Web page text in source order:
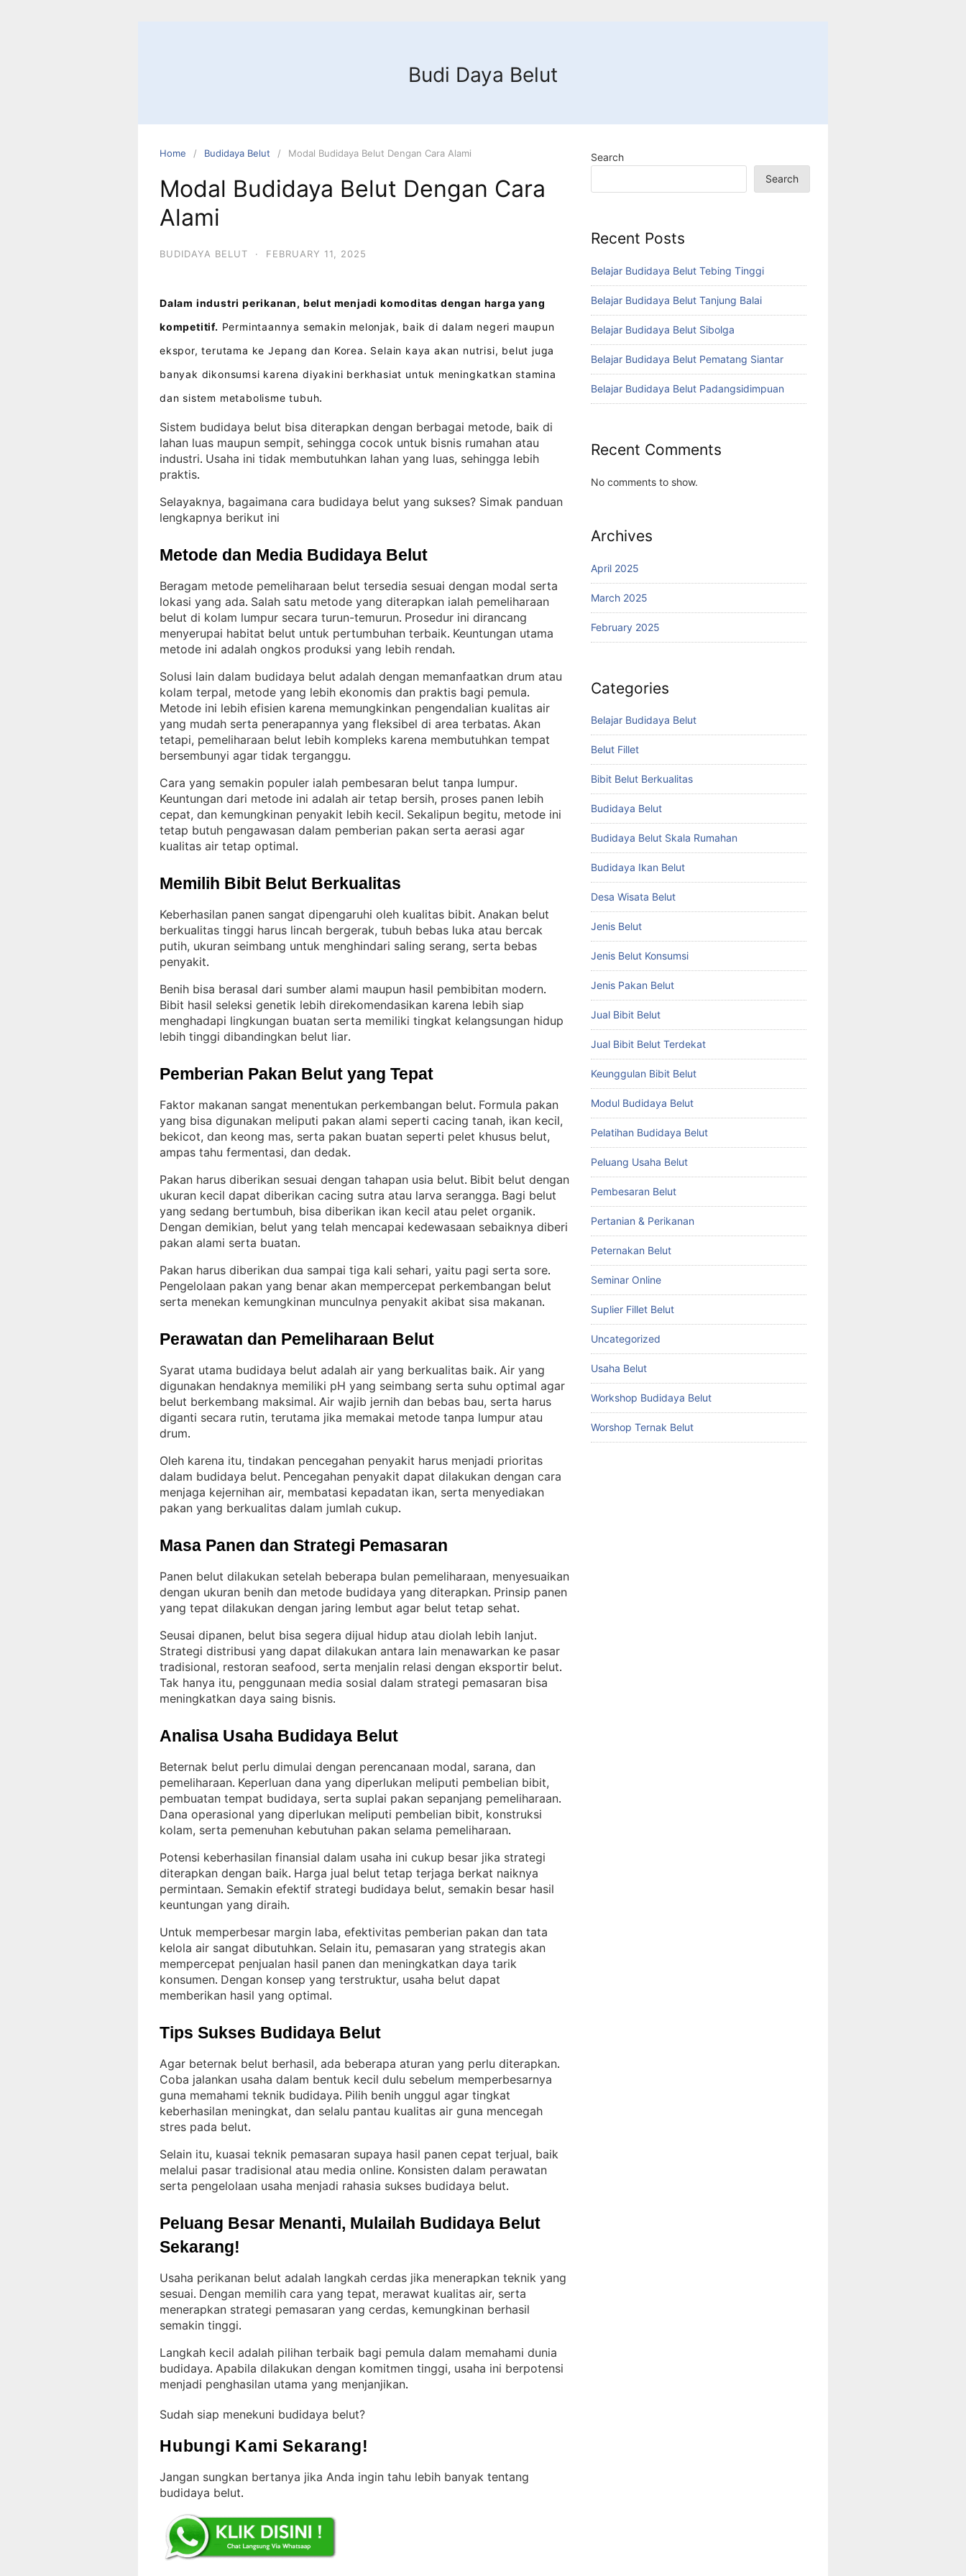
Budi Daya Belut
Home Budidaya Belut Modal Budidaya Belut Dengan Cara Alami
Modal Budidaya Belut Dengan Cara
Alami
BUDIDAYA BELUT · FEBRUARY 11, 2025
Dalam industri perikanan, belut menjadi komoditas dengan harga yang
kompetitif. Permintaannya semakin melonjak, baik di dalam negeri maupun
ekspor, terutama ke Jepang dan Korea. Selain kaya akan nutrisi, belut juga
banyak dikonsumsi karena diyakini berkhasiat untuk meningkatkan stamina
dan sistem metabolisme tubuh.
Sistem budidaya belut bisa diterapkan dengan berbagai metode, baik di
lahan luas maupun sempit, sehingga cocok untuk bisnis rumahan atau
industri. Usaha ini tidak membutuhkan lahan yang luas, sehingga lebih
praktis.
Selayaknya, bagaimana cara budidaya belut yang sukses? Simak panduan
lengkapnya berikut ini
Metode dan Media Budidaya Belut
Beragam metode pemeliharaan belut tersedia sesuai dengan modal serta
lokasi yang ada. Salah satu metode yang diterapkan ialah pemeliharaan
belut di kolam lumpur secara turun-temurun. Prosedur ini dirancang
menyerupai habitat belut untuk pertumbuhan terbaik. Keuntungan utama
metode ini adalah ongkos produksi yang lebih rendah.
Solusi lain dalam budidaya belut adalah dengan memanfaatkan drum atau
kolam terpal, metode yang lebih ekonomis dan praktis bagi pemula
Metode ini lebih efisien karena memungkinkan pengendalian kualitas air
yang mudah serta penerapannya yang fleksibel di area terbatas. Akan
tetapi, pemeliharaan belut lebih kompleks karena membutuhkan tempat
bersembunyi agar tidak terganggu.
Cara yang semakin populer ialah pembesaran belut tanpa lumpur
Keuntungan dari metode ini adalah air tetap bersih, proses panen lebih
cepat, dan kemungkinan penyakit lebih kecil. Sekalipun begitu, metode ini
tetap butuh pengawasan dalam pemberian pakan serta aerasi agar
kualitas air tetap optimal.
Memilih Bibit Belut Berkualitas
Keberhasilan panen sangat dipengaruhi oleh kualitas bibit. Anakan belut
berkualitas tinggi harus lincah bergerak, tubuh bebas luka atau bercak
putih, ukuran seimbang untuk menghindari saling serang, serta bebas
penyakit.
Benih bisa berasal dari sumber alami maupun hasil pembibitan modern
Bibit hasil seleksi genetik lebih direkomendasikan karena lebih siap
menghadapi lingkungan buatan serta memiliki tingkat kelangsungan hidup
lebih tinggi dibandingkan belut liar.
Pemberian Pakan Belut yang Tepat
Faktor makanan sangat menentukan perkembangan belut. Formula pakan
yang bisa digunakan meliputi pakan alami seperti cacing tanah, ikan kecil,
bekicot, dan keong mas, serta pakan buatan seperti pelet khusus belut,
ampas tahu fermentasi, dan dedak.
Pakan harus diberikan sesuai dengan tahapan usia belut. Bibit belut dengan
ukuran kecil dapat diberikan cacing sutra atau larva serangga. Bagi belut
yang sedang bertumbuh, bisa diberikan ikan kecil atau pelet organik
Dengan demikian, belut yang telah mencapai kedewasaan sebaiknya diberi
pakan alami serta buatan.
Pakan harus diberikan dua sampai tiga kali sehari, yaitu pagi serta sore
Pengelolaan pakan yang benar akan mempercepat perkembangan belut
serta menekan kemungkinan munculnya penyakit akibat sisa makanan.
Perawatan dan Pemeliharaan Belut
Syarat utama budidaya belut adalah air yang berkualitas baik. Air yang
digunakan hendaknya memiliki pH yang seimbang serta suhu optimal agar
belut berkembang maksimal. Air wajib jernih dan bebas bau, serta harus
diganti secara rutin, terutama jika memakai metode tanpa lumpur atau
drum.
Oleh karena itu, tindakan pencegahan penyakit harus menjadi prioritas
dalam budidaya belut. Pencegahan penyakit dapat dilakukan dengan cara
menjaga kejernihan air, membatasi kepadatan ikan, serta menyediakan
pakan yang berkualitas dalam jumlah cukup.
Masa Panen dan Strategi Pemasaran
Panen belut dilakukan setelah beberapa bulan pemeliharaan, menyesuaikan
dengan ukuran benih dan metode budidaya yang diterapkan. Prinsip panen
yang tepat dilakukan dengan jaring lembut agar belut tetap sehat.
Seusai dipanen, belut bisa segera dijual hidup atau diolah lebih lanjut
Strategi distribusi yang dapat dilakukan antara lain menawarkan ke pasar
tradisional, restoran seafood, serta menjalin relasi dengan eksportir belut
Tak hanya itu, penggunaan media sosial dalam strategi pemasaran bisa
meningkatkan daya saing bisnis.
Analisa Usaha Budidaya Belut
Beternak belut perlu dimulai dengan perencanaan modal, sarana, dan
pemeliharaan. Keperluan dana yang diperlukan meliputi pembelian bibit,
pembuatan tempat budidaya, serta suplai pakan sepanjang pemeliharaan
Dana operasional yang diperlukan meliputi pembelian bibit, konstruksi
kolam, serta pemenuhan kebutuhan pakan selama pemeliharaan.
Potensi keberhasilan finansial dalam usaha ini cukup besar jika strategi
diterapkan dengan baik. Harga jual belut tetap terjaga berkat naiknya
permintaan. Semakin efektif strategi budidaya belut, semakin besar hasil
keuntungan yang diraih.
Untuk memperbesar margin laba, efektivitas pemberian pakan dan tata
kelola air sangat dibutuhkan. Selain itu, pemasaran yang strategis akan
mempercepat penjualan hasil panen dan meningkatkan daya tarik
konsumen. Dengan konsep yang terstruktur, usaha belut dapat
memberikan hasil yang optimal.
Tips Sukses Budidaya Belut
Agar beternak belut berhasil, ada beberapa aturan yang perlu diterapkan
Coba jalankan usaha dalam bentuk kecil dulu sebelum memperbesarnya
guna memahami teknik budidaya. Pilih benih unggul agar tingkat
keberhasilan meningkat, dan selalu pantau kualitas air guna mencegah
stres pada belut.
Selain itu, kuasai teknik pemasaran supaya hasil panen cepat terjual, baik
melalui pasar tradisional atau media online. Konsisten dalam perawatan
serta pengelolaan usaha menjadi rahasia sukses budidaya belut.
Peluang Besar Menanti, Mulailah Budidaya Belut
Sekarang!
Usaha perikanan belut adalah langkah cerdas jika menerapkan teknik yang
sesuai. Dengan memilih cara yang tepat, merawat kualitas air, serta
menerapkan strategi pemasaran yang cerdas, kemungkinan berhasil
semakin tinggi.
Langkah kecil adalah pilihan terbaik bagi pemula dalam memahami dunia
budidaya. Apabila dilakukan dengan komitmen tinggi, usaha ini berpotensi
menjadi penghasilan utama yang menjanjikan.
Sudah siap menekuni budidaya belut?
Hubungi Kami Sekarang!
Jangan sungkan bertanya jika Anda ingin tahu lebih banyak tentang
budidaya belut.
Search
Search
Recent Posts
Belajar Budidaya Belut Tebing Tinggi
Belajar Budidaya Belut Tanjung Balai
Belajar Budidaya Belut Sibolga
Belajar Budidaya Belut Pematang Siantar
Belajar Budidaya Belut Padangsidimpuan
Recent Comments
No comments to show.
Archives
April 2025
March 2025
February 2025
Categories
Belajar Budidaya Belut
Belut Fillet
Bibit Belut Berkualitas
Budidaya Belut
Budidaya Belut Skala Rumahan
Budidaya Ikan Belut
Desa Wisata Belut
Jenis Belut
Jenis Belut Konsumsi
Jenis Pakan Belut
Jual Bibit Belut
Jual Bibit Belut Terdekat
Keunggulan Bibit Belut
Modul Budidaya Belut
Pelatihan Budidaya Belut
Peluang Usaha Belut
Pembesaran Belut
Pertanian & Perikanan
Peternakan Belut
Seminar Online
Suplier Fillet Belut
Uncategorized
Usaha Belut
Workshop Budidaya Belut
Worshop Ternak Belut